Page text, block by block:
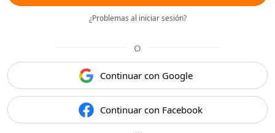
¿Problemas al iniciar sesión?
O
Continuar con Google
Continuar con Facebook